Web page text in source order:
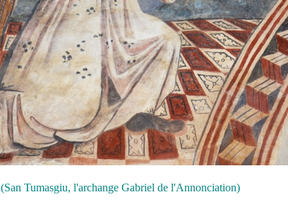
(San Tumasgiu, l'archange Gabriel de l'Annonciation)